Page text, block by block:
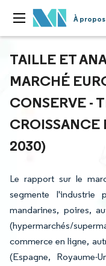
À
TAILLE ET
MARCHÉ
CONSERVE -
CROISSANCE
2030)
Le rapport sur le
segmente l'industrie
mandarines, poires,
(hypermarchés/
commerce en ligne,
(Espagne, Royaume-